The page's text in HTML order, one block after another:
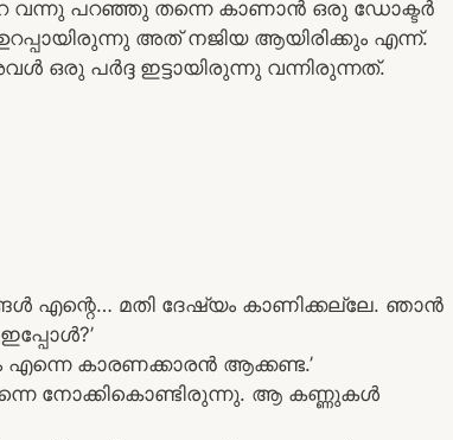
വന്നു പറഞ്ഞു തന്നെ കാണാൻ ഒരു ഡോക്ടർ
ഉറപ്പായിരുന്നു അത് നജിയ ആയിരിക്കും എന്ന്.
ഒരു പർദ്ദ ഇട്ടായിരുന്നു വന്നിരുന്നത്.
എന്റെ… മതി ദേഷ്യം കാണിക്കല്ലേ. ഞാൻ
കാരണക്കാരൻ ആക്കണ്ട.’
നോക്കികൊണ്ടിരുന്നു. ആ കണ്ണുകൾ